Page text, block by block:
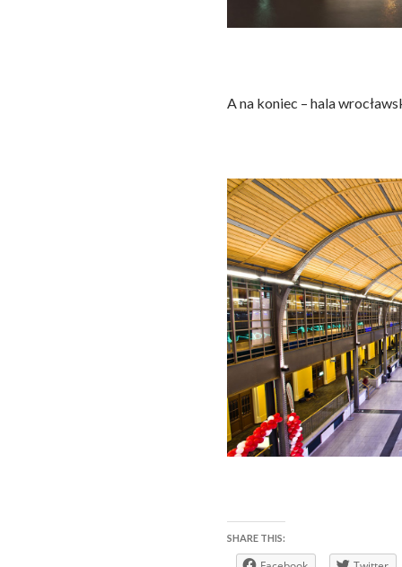
A na koniec – hala
SHARE THIS: